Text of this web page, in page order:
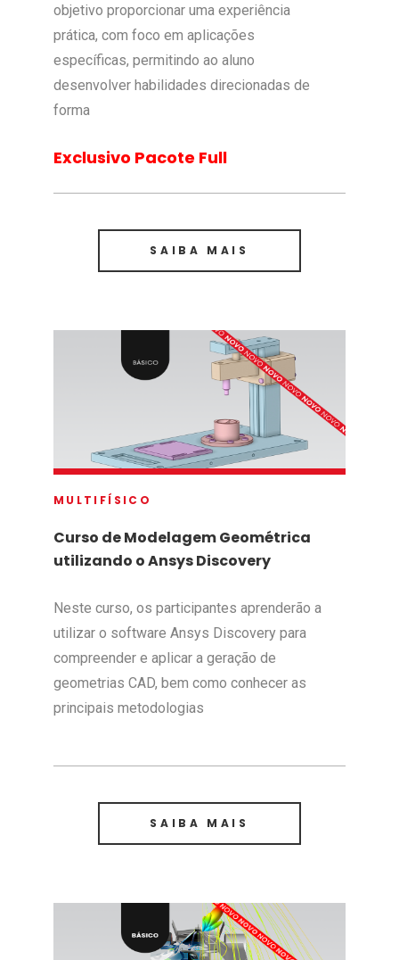
objetivo proporcionar uma experiência
prática, com foco em aplicações
específicas, permitindo ao aluno
desenvolver habilidades direcionadas de
forma
Exclusivo Pacote Full
SAIBA MAIS
MULTIFÍSICO
Curso de Modelagem Geométrica
utilizando o Ansys Discovery
Neste curso, os participantes aprenderão a
utilizar o software Ansys Discovery para
compreender e aplicar a geração de
geometrias CAD, bem como conhecer as
principais metodologias
SAIBA MAIS